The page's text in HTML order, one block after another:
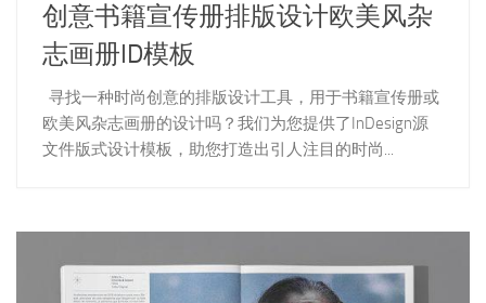
创意书籍宣传册排版设计欧美风杂
志画册ID模板
寻找一种时尚创意的排版设计工具，用于书籍宣传册或
欧美风杂志画册的设计吗？我们为您提供了InDesign源
文件版式设计模板，助您打造出引人注目的时尚...